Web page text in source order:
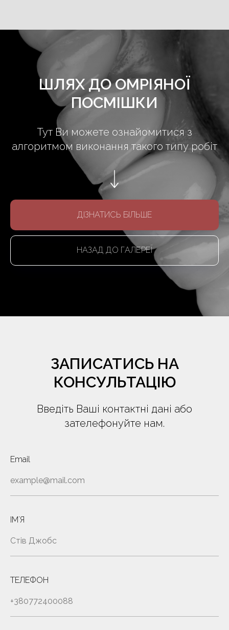
ШЛЯХ ДО ОМРІЯНОЇ
ПОСМІШКИ
Тут Ви можете ознайомитися з
алгоритмом виконання такого типу робіт
ДІЗНАТИСЬ БІЛЬШЕ
НАЗАД ДО ГАЛЕРЕЇ
ЗАПИСАТИСЬ НА
КОНСУЛЬТАЦІЮ
Введіть Ваші контактні дані або
зателефонуйте нам.
Email
ІМʼЯ
ТЕЛЕФОН